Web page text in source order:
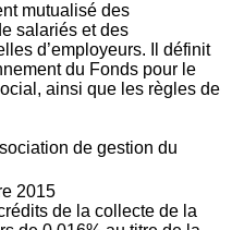
mutualisé des
salariés et des
d’employeurs. Il définit
du Fonds pour le
ainsi que les règles de
de gestion du
2015
de la collecte de la